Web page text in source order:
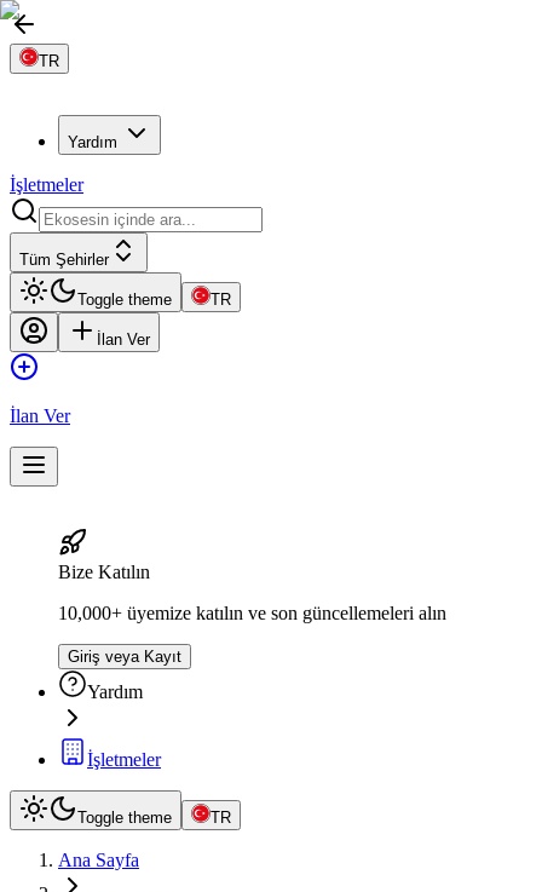
TR
Yardım
İşletmeler
Tüm Şehirler
Toggle theme TR
İlan Ver
İlan Ver
Bize Katılın
10,000+ üyemize katılın ve son güncellemeleri alın
Giriş veya Kayıt
Yardım
İşletmeler
Toggle theme TR
Ana Sayfa